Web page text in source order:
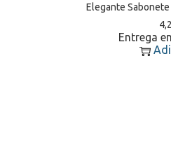
Elegante Sabonete
Entrega